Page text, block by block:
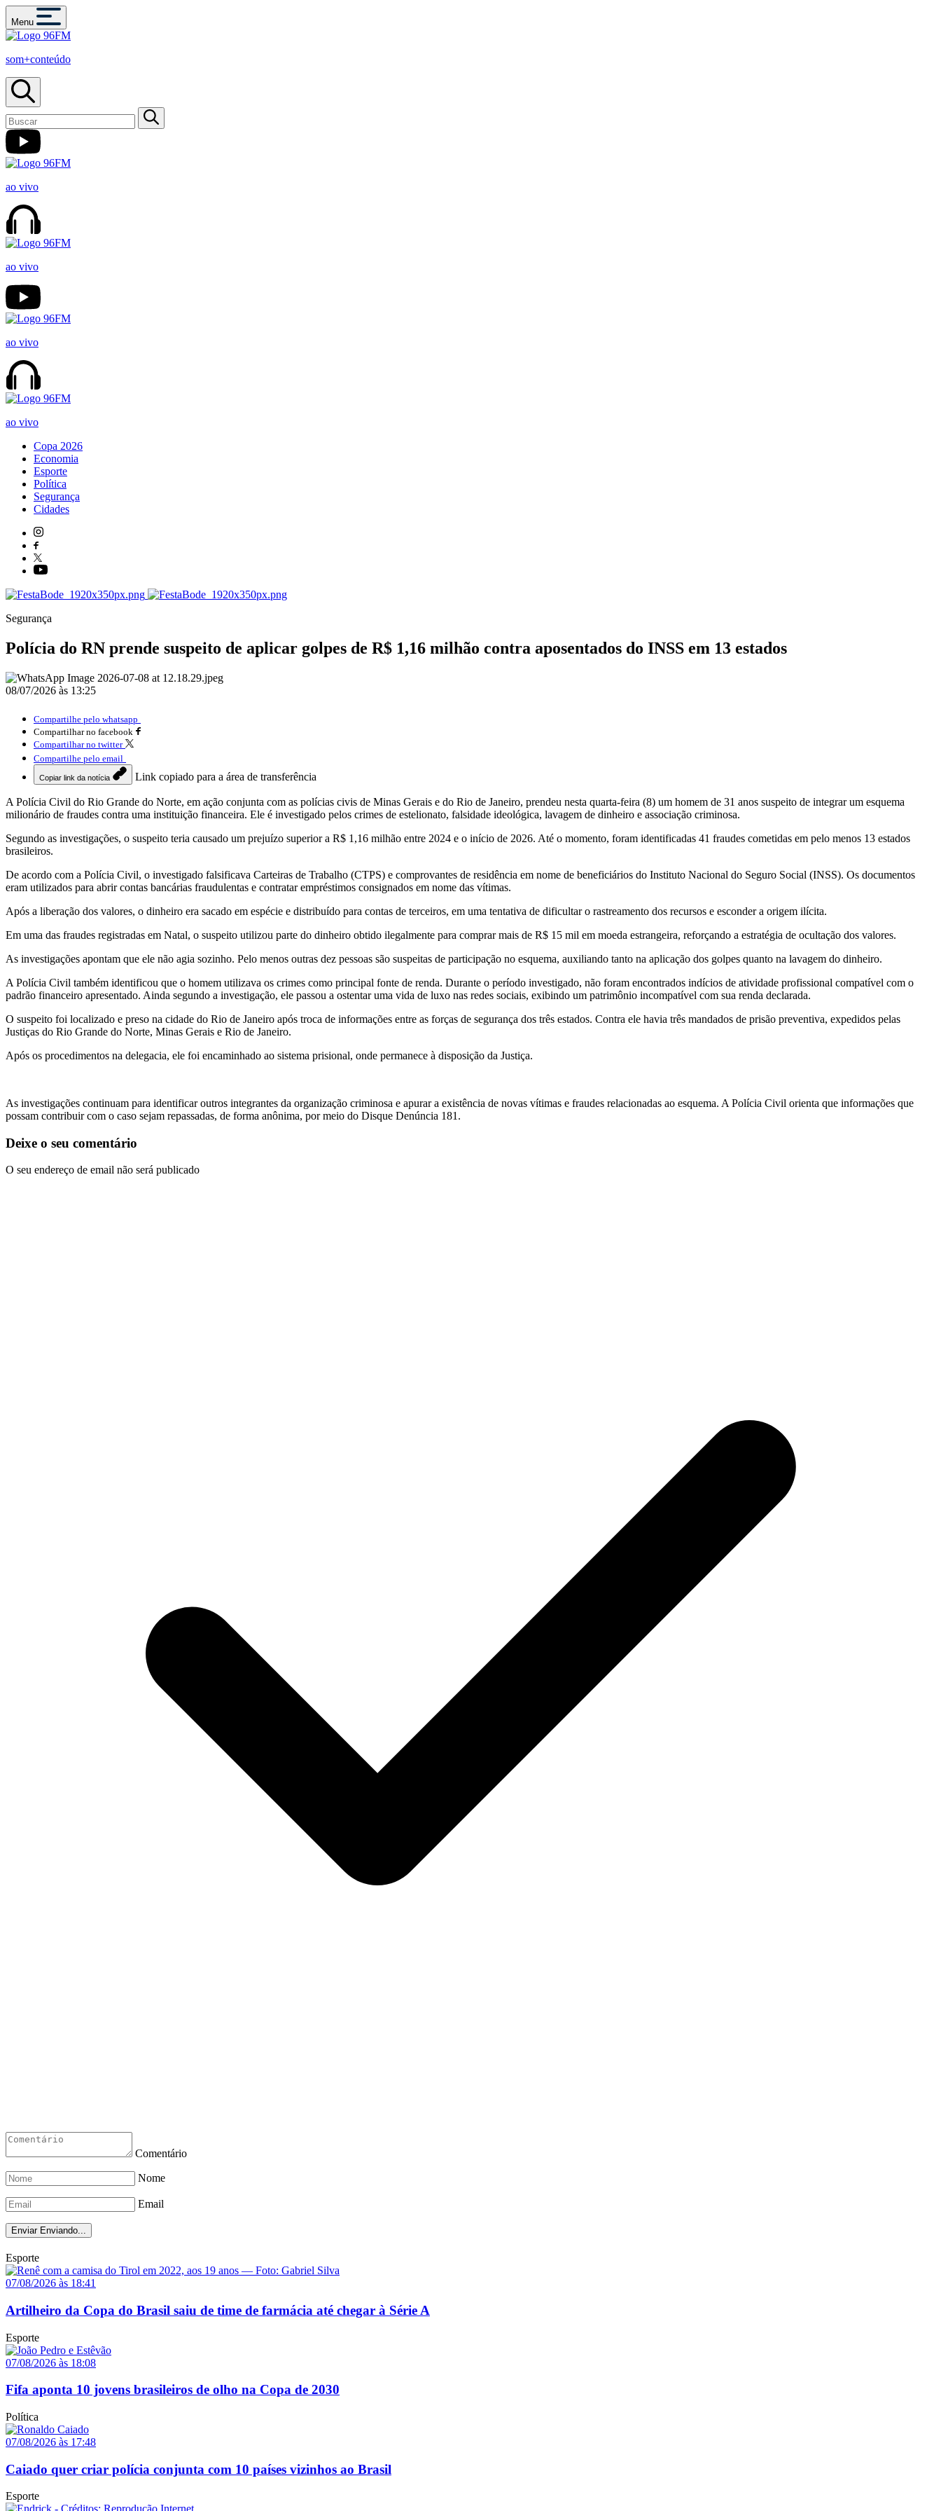
Menu
som+conteúdo
ao vivo
ao vivo
ao vivo
ao vivo
Copa 2026
Economia
Esporte
Política
Segurança
Cidades
Segurança
Polícia do RN prende suspeito de aplicar golpes de R$ 1,16 milhão contra aposentados do INSS em 13 estados
08/07/2026 às 13:25
Compartilhe pelo whatsapp
Compartilhar no facebook
Compartilhar no twitter
Compartilhe pelo email
Copiar link da notícia Link copiado para a área de transferência
A Polícia Civil do Rio Grande do Norte, em ação conjunta com as polícias civis de Minas Gerais e do Rio de Janeiro, prendeu nesta quarta-feira (8) um homem de 31 anos suspeito de integrar um esquema
milionário de fraudes contra uma instituição financeira. Ele é investigado pelos crimes de estelionato, falsidade ideológica, lavagem de dinheiro e associação criminosa.
Segundo as investigações, o suspeito teria causado um prejuízo superior a R$ 1,16 milhão entre 2024 e o início de 2026. Até o momento, foram identificadas 41 fraudes cometidas em pelo menos 13 estados
brasileiros.
De acordo com a Polícia Civil, o investigado falsificava Carteiras de Trabalho (CTPS) e comprovantes de residência em nome de beneficiários do Instituto Nacional do Seguro Social (INSS). Os documentos
eram utilizados para abrir contas bancárias fraudulentas e contratar empréstimos consignados em nome das vítimas.
Após a liberação dos valores, o dinheiro era sacado em espécie e distribuído para contas de terceiros, em uma tentativa de dificultar o rastreamento dos recursos e esconder a origem ilícita.
Em uma das fraudes registradas em Natal, o suspeito utilizou parte do dinheiro obtido ilegalmente para comprar mais de R$ 15 mil em moeda estrangeira, reforçando a estratégia de ocultação dos valores.
As investigações apontam que ele não agia sozinho. Pelo menos outras dez pessoas são suspeitas de participação no esquema, auxiliando tanto na aplicação dos golpes quanto na lavagem do dinheiro.
A Polícia Civil também identificou que o homem utilizava os crimes como principal fonte de renda. Durante o período investigado, não foram encontrados indícios de atividade profissional compatível com o
padrão financeiro apresentado. Ainda segundo a investigação, ele passou a ostentar uma vida de luxo nas redes sociais, exibindo um patrimônio incompatível com sua renda declarada.
O suspeito foi localizado e preso na cidade do Rio de Janeiro após troca de informações entre as forças de segurança dos três estados. Contra ele havia três mandados de prisão preventiva, expedidos pelas
Justiças do Rio Grande do Norte, Minas Gerais e Rio de Janeiro.
Após os procedimentos na delegacia, ele foi encaminhado ao sistema prisional, onde permanece à disposição da Justiça.
As investigações continuam para identificar outros integrantes da organização criminosa e apurar a existência de novas vítimas e fraudes relacionadas ao esquema. A Polícia Civil orienta que informações que
possam contribuir com o caso sejam repassadas, de forma anônima, por meio do Disque Denúncia 181.
Deixe o seu comentário
O seu endereço de email não será publicado
Comentário
Nome
Email
Enviar Enviando...
Esporte
07/08/2026 às 18:41
Artilheiro da Copa do Brasil saiu de time de farmácia até chegar à Série A
Esporte
07/08/2026 às 18:08
Fifa aponta 10 jovens brasileiros de olho na Copa de 2030
Política
07/08/2026 às 17:48
Caiado quer criar polícia conjunta com 10 países vizinhos ao Brasil
Esporte